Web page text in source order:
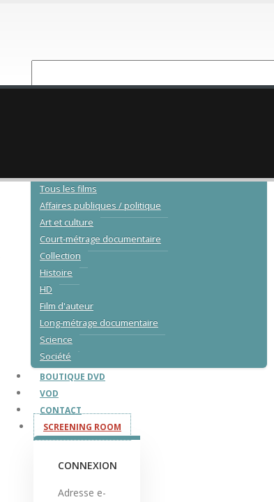
Tous les films
Affaires publiques / politique
Art et culture
Court-métrage documentaire
Collection
Histoire
HD
Film d'auteur
Long-métrage documentaire
Science
Société
BOUTIQUE DVD
VOD
CONTACT
SCREENING ROOM
CONNEXION
Adresse e-